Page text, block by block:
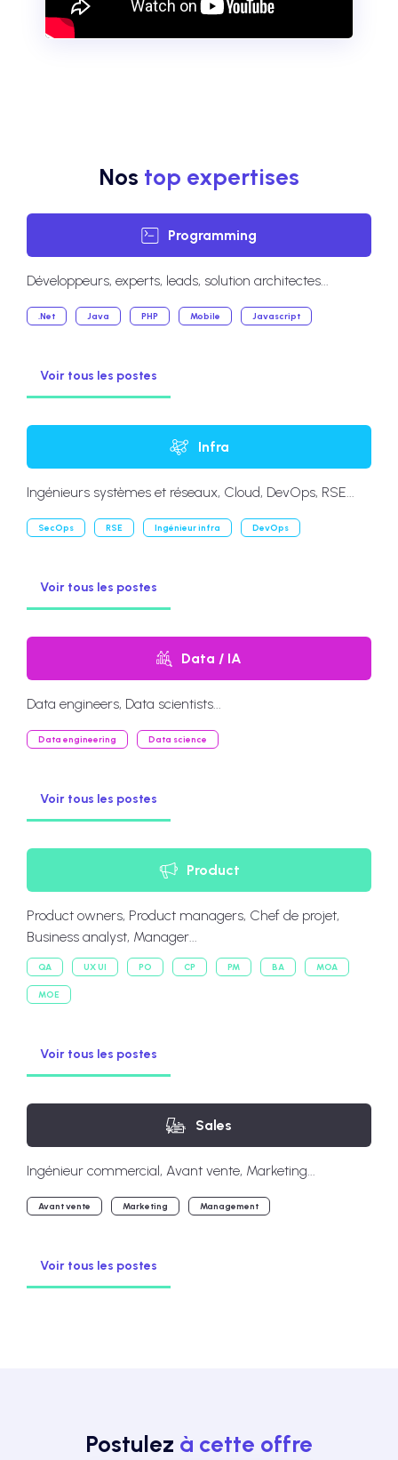
Nos top expertises
Programming
Développeurs, experts, leads, solution architectes...
.Net Java PHP Mobile Javascript
Voir tous les postes
Infra
Ingénieurs systèmes et réseaux, Cloud, DevOps, RSE...
SecOps RSE Ingénieur infra DevOps
Voir tous les postes
Data / IA
Data engineers, Data scientists...
Data engineering Data science
Voir tous les postes
Product
Product owners, Product managers, Chef de projet,
Business analyst, Manager...
QA UX UI PO CP PM BA MOA
MOE
Voir tous les postes
Sales
Ingénieur commercial, Avant vente, Marketing...
Avant vente Marketing Management
Voir tous les postes
Postulez à cette offre